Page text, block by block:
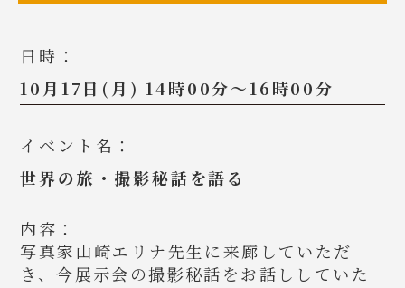
10月17日(月) 14時00分～16時00分
世界の旅・撮影秘話を語る
内容：
写真家山崎エリナ先生に来廊していただ
き、今展示会の撮影秘話をお話ししていた